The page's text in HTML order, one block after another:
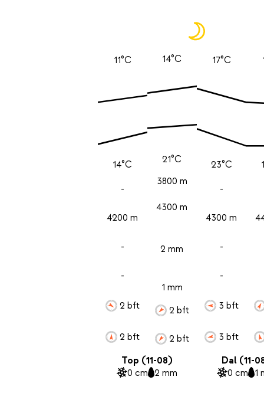
11°C
14°C
-
4200 m
-
-
2 bft
2 bft
14°C
21°C
3800 m
4300 m
2 mm
1 mm
2 bft
2 bft
17°C
23°C
-
4300 m
-
-
3 bft
3 bft
Top (11-08)
0 cm 2 mm
Dal (11-
0 cm 1